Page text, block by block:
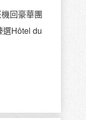
回豪華團
選Hôtel du